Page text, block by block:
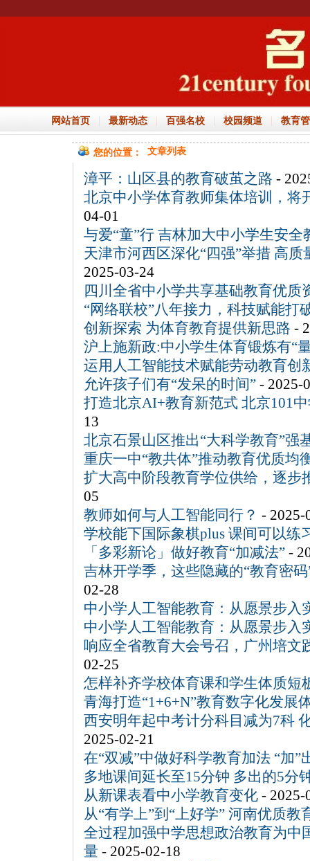
网站首页 | 最新动态 | 百强名校 | 校园频道 | 教育
您的位置： 文章列表
漳平：山区县的教育破茧之路 -
北京中小学体育教师集体培训，将
04-01
与爱“童”行 吉林加大中小学生安全
天津市河西区深化“四强”举措 高
2025-03-24
四川全省中小学共享基础教育优质
“网络联校”八年接力，科技赋能打
创新探索 为体育教育提供新思路 -
沪上施新政:中小学生体育锻炼有“
运用人工智能技术赋能劳动教育创
允许孩子们有“发呆的时间”- 2025-
打造北京AI+教育新范式 北京101
13
北京石景山区推出“大科学教育”强
重庆一中“教共体”推动教育优质均
扩大高中阶段教育学位供给，逐步
05
教师如何与人工智能同行？ - 2025-
学校能下国际象棋plus 课间可以练
「多彩新论」做好教育“加减法”-
吉林开学季，这些隐藏的“教育密
02-28
中小学人工智能教育：从愿景步入
中小学人工智能教育：从愿景步入
响应全省教育大会号召，广州培文
02-25
怎样补齐学校体育课和学生体质短
青海打造“1+6+N”教育数字化发展
西安明年起中考计分科目减为7科
2025-02-21
在“双减”中做好科学教育加法 “加”
多地课间延长至15分钟 多出的5分
从新课表看中小学教育变化- 2025-
从“有学上”到“上好学” 河南优质教
全过程加强中学思想政治教育为中
量 - 2025-02-18